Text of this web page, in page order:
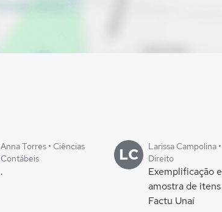
Anna Torres • Ciências
Contábeis
.
LC
Larissa Campolina •
Direito
Exemplificação e
amostra de itens
Factu Unaí